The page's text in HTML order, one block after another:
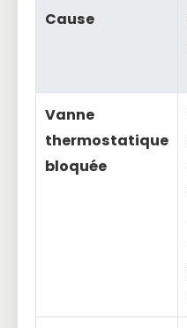
Cause
Vanne
thermostatique
bloquée